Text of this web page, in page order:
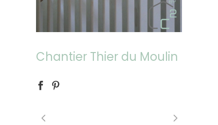
Chantier Thier du Moulin